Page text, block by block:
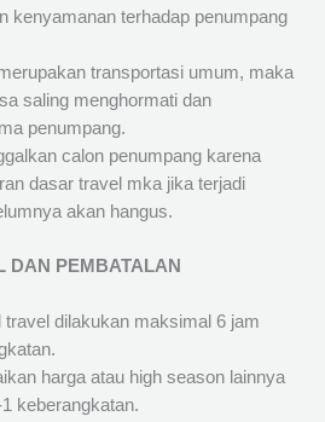
kenyamanan terhadap penumpang
transportasi umum, maka
saling menghormati dan
penumpang.
calon penumpang karena
dasar travel mka jika terjadi
akan hangus.
DAN PEMBATALAN
travel dilakukan maksimal 6 jam
harga atau high season lainnya
keberangkatan.